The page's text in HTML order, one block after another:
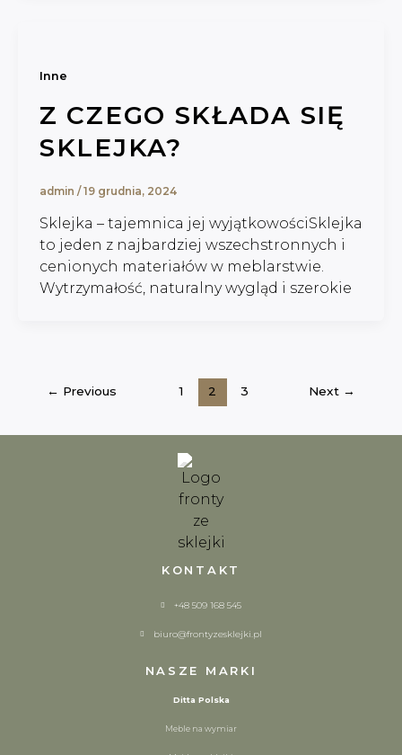
Inne
Z CZEGO SKŁADA SIĘ
SKLEJKA?
admin / 19 grudnia, 2024
Sklejka – tajemnica jej wyjątkowościSklejka
to jeden z najbardziej wszechstronnych i
cenionych materiałów w meblarstwie.
Wytrzymałość, naturalny wygląd i szerokie
← Previous 1 2 3 Next →
KONTAKT
+48 509 168 545
biuro@frontyzesklejki.pl
NASZE MARKI
Ditta Polska
Meble na wymiar